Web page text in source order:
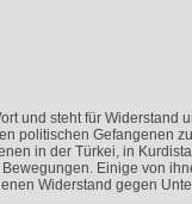
und steht für
politischen Gefangenen
in der Türkei, in
Einige von
Widerstand gegen